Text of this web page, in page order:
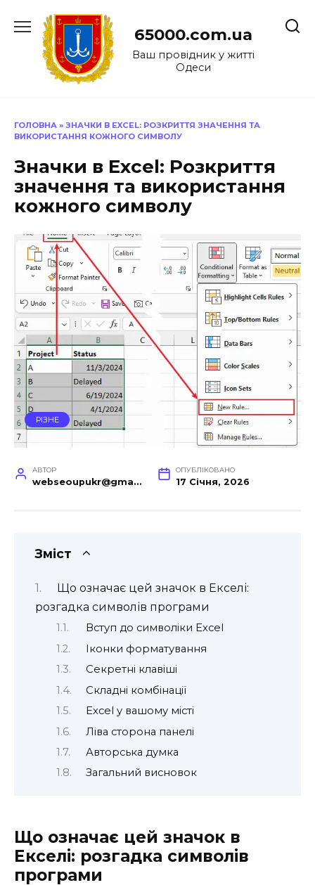
до
65000.com.ua
Ваш провідник у житті
Одеси
ГОЛОВНА » ЗНАЧКИ В EXCEL: РОЗКРИТТЯ ЗНАЧЕННЯ ТА
ВИКОРИСТАННЯ КОЖНОГО СИМВОЛУ
Значки в Excel: Розкриття
значення та використання
кожного символу
РІЗНЕ
АВТОР
webseoupukr@gmail.com
ОПУБЛІКОВАНО
17 Січня, 2026
Зміст
Що означає цей значок в Екселі:
розгадка символів програми
Вступ до символіки Excel
Іконки форматування
Секретні клавіші
Складні комбінації
Excel у вашому місті
Ліва сторона панелі
Авторська думка
Загальний висновок
Що означає цей значок в
Екселі: розгадка символів
програми